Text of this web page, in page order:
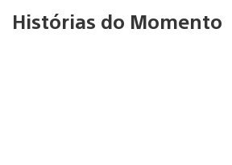
Histórias do Momento